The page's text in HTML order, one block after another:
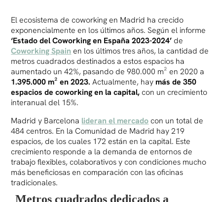
El ecosistema de coworking en Madrid ha crecido
exponencialmente en los últimos años. Según el informe
‘Estado del Coworking en España 2023-2024’ de
Coworking Spain en los últimos tres años, la cantidad de
metros cuadrados destinados a estos espacios ha
aumentado un 42%, pasando de 980.000 m² en 2020 a
1.395.000 m² en 2023. Actualmente, hay más de 350
espacios de coworking en la capital, con un crecimiento
interanual del 15%.
Madrid y Barcelona lideran el mercado con un total de
484 centros. En la Comunidad de Madrid hay 219
espacios, de los cuales 172 están en la capital. Este
crecimiento responde a la demanda de entornos de
trabajo flexibles, colaborativos y con condiciones mucho
más beneficiosas en comparación con las oficinas
tradicionales.